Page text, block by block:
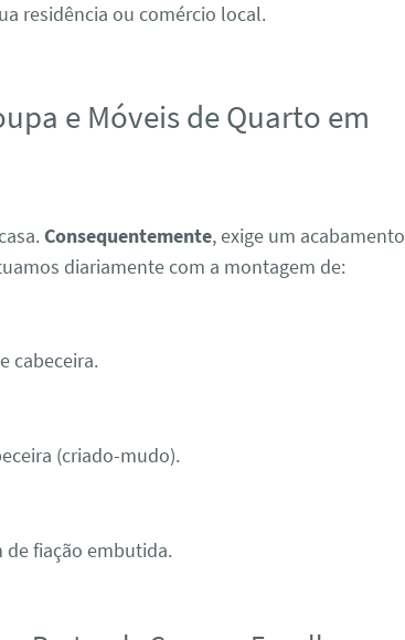
residência ou comércio local.
e Móveis de Quarto em
Consequentemente, exige um acabamento
diariamente com a montagem de:
cabeceira.
(criado-mudo).
de fiação embutida.